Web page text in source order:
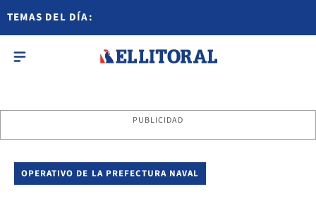
TEMAS DEL DÍA:
PUBLICIDAD
OPERATIVO DE LA PREFECTURA NAVAL